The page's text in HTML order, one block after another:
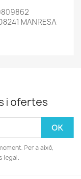
MANRESA
i ofertes
Per a això,
legal.